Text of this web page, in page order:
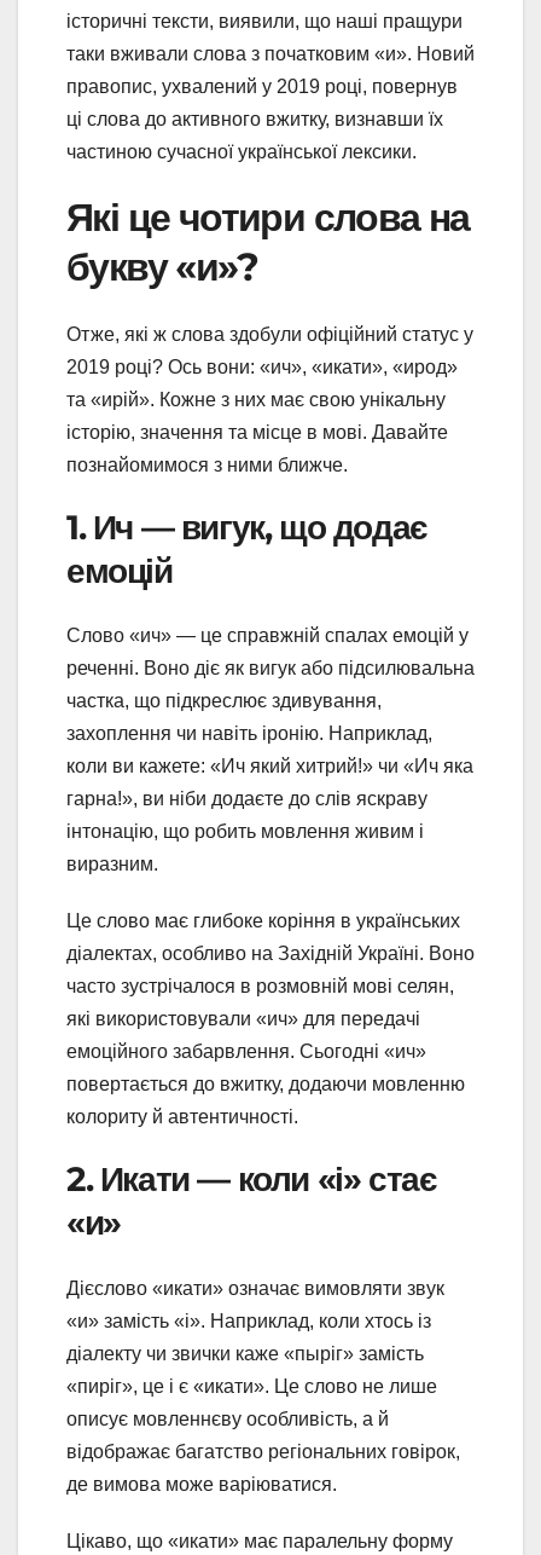
історичні тексти, виявили, що наші пращури
таки вживали слова з початковим «и». Новий
правопис, ухвалений у 2019 році, повернув
ці слова до активного вжитку, визнавши їх
частиною сучасної української лексики.
Які це чотири слова на
букву «и»?
Отже, які ж слова здобули офіційний статус у
2019 році? Ось вони: «ич», «икати», «ирод»
та «ирій». Кожне з них має свою унікальну
історію, значення та місце в мові. Давайте
познайомимося з ними ближче.
1. Ич — вигук, що додає
емоцій
Слово «ич» — це справжній спалах емоцій у
реченні. Воно діє як вигук або підсилювальна
частка, що підкреслює здивування,
захоплення чи навіть іронію. Наприклад,
коли ви кажете: «Ич який хитрий!» чи «Ич яка
гарна!», ви ніби додаєте до слів яскраву
інтонацію, що робить мовлення живим і
виразним.
Це слово має глибоке коріння в українських
діалектах, особливо на Західній Україні. Воно
часто зустрічалося в розмовній мові селян,
які використовували «ич» для передачі
емоційного забарвлення. Сьогодні «ич»
повертається до вжитку, додаючи мовленню
колориту й автентичності.
2. Икати — коли «і» стає
«и»
Дієслово «икати» означає вимовляти звук
«и» замість «і». Наприклад, коли хтось із
діалекту чи звички каже «пыріг» замість
«пиріг», це і є «икати». Це слово не лише
описує мовленнєву особливість, а й
відображає багатство регіональних говірок,
де вимова може варіюватися.
Цікаво, що «икати» має паралельну форму